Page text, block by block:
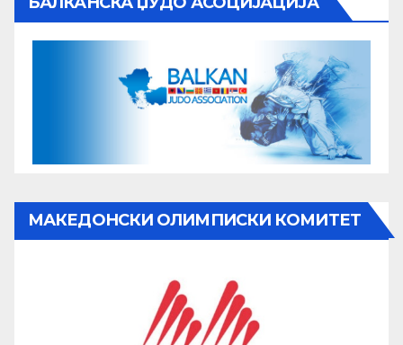
МАКЕДОНСКИ ОЛИМПИСКИ КОМИТЕТ